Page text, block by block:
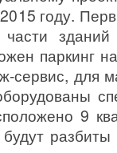
году.
паркинг
сервис, для
9